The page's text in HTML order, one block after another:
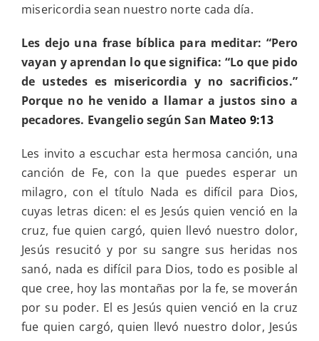
misericordia sean nuestro norte cada día.
Les dejo una frase bíblica para meditar: “Pero
vayan y aprendan lo que significa: “Lo que pido
de ustedes es misericordia y no sacrificios.”
Porque no he venido a llamar a justos sino a
pecadores. Evangelio según San Mateo 9:13
Les invito a escuchar esta hermosa canción, una
canción de Fe, con la que puedes esperar un
milagro, con el título Nada es difícil para Dios,
cuyas letras dicen: el es Jesús quien venció en la
cruz, fue quien cargó, quien llevó nuestro dolor,
Jesús resucitó y por su sangre sus heridas nos
sanó, nada es difícil para Dios, todo es posible al
que cree, hoy las montañas por la fe, se moverán
por su poder. El es Jesús quien venció en la cruz
fue quien cargó, quien llevó nuestro dolor, Jesús